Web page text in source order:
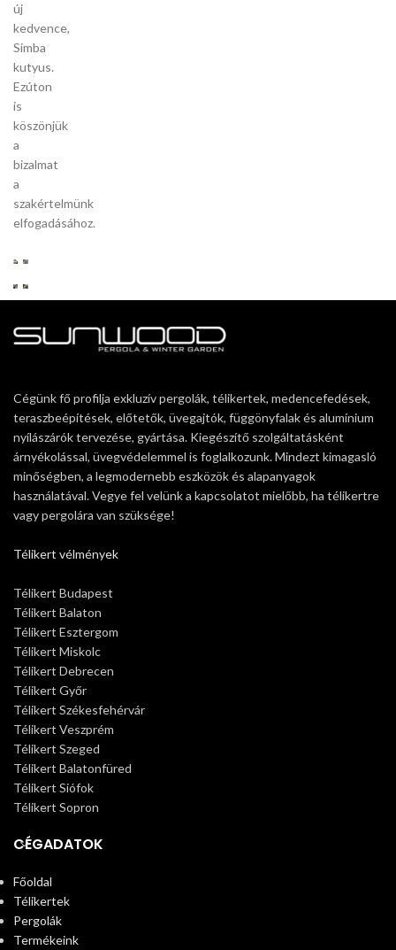
új
kedvence,
Simba
kutyus.
Ezúton
is
köszönjük
a
bizalmat
a
szakértelmünk
elfogadásához.
Cégünk fő profilja exkluzív pergolák, télikertek, medencefedések,
teraszbeépítések, előtetők, üvegajtók, függönyfalak és alumínium
nyílászárók tervezése, gyártása. Kiegészítő szolgáltatásként
árnyékolással, üvegvédelemmel is foglalkozunk. Mindezt kimagasló
minőségben, a legmodernebb eszközök és alapanyagok
használatával. Vegye fel velünk a kapcsolatot mielőbb, ha télikertre
vagy pergolára van szüksége!
Télikert vélmények
Télikert Budapest
Télikert Balaton
Télikert Esztergom
Télikert Miskolc
Télikert Debrecen
Télikert Győr
Télikert Székesfehérvár
Télikert Veszprém
Télikert Szeged
Télikert Balatonfüred
Télikert Siófok
Télikert Sopron
CÉGADATOK
Főoldal
Télikertek
Pergolák
Termékeink